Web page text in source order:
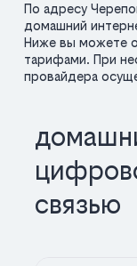
По адресу
домашний
Ниже вы можете
тарифами. При
провайдера
связью